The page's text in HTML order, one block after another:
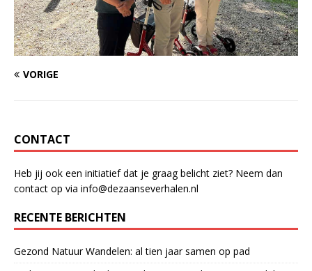
VORIGE
CONTACT
Heb jij ook een initiatief dat je graag belicht ziet? Neem dan
contact op via info@dezaanseverhalen.nl
RECENTE BERICHTEN
Gezond Natuur Wandelen: al tien jaar samen op pad